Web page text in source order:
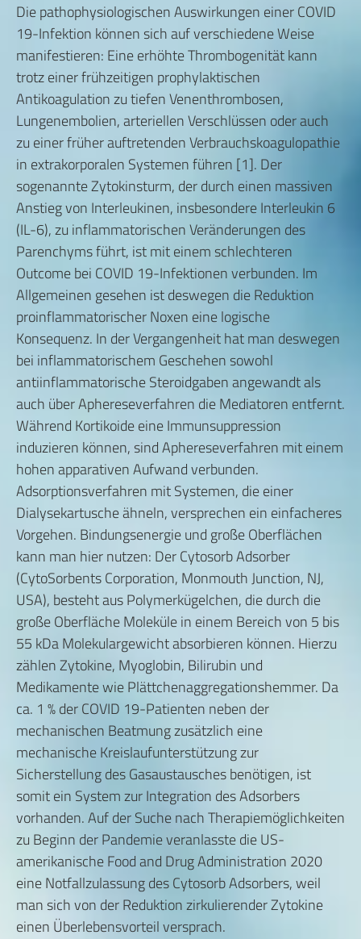
Die pathophysiologischen Auswirkungen einer COVID
19-Infektion können sich auf verschiedene Weise
manifestieren: Eine erhöhte Thrombogenität kann
trotz einer frühzeitigen prophylaktischen
Antikoagulation zu tiefen Venenthrombosen,
Lungenembolien, arteriellen Verschlüssen oder auch
zu einer früher auftretenden Verbrauchskoagulopathie
in extrakorporalen Systemen führen [1]. Der
sogenannte Zytokinsturm, der durch einen massiven
Anstieg von Interleukinen, insbesondere Interleukin 6
(IL-6), zu inflammatorischen Veränderungen des
Parenchyms führt, ist mit einem schlechteren
Outcome bei COVID 19-Infektionen verbunden. Im
Allgemeinen gesehen ist deswegen die Reduktion
proinflammatorischer Noxen eine logische
Konsequenz. In der Vergangenheit hat man deswegen
bei inflammatorischem Geschehen sowohl
antiinflammatorische Steroidgaben angewandt als
auch über Aphereseverfahren die Mediatoren entfernt.
Während Kortikoide eine Immunsuppression
induzieren können, sind Aphereseverfahren mit einem
hohen apparativen Aufwand verbunden.
Adsorptionsverfahren mit Systemen, die einer
Dialysekartusche ähneln, versprechen ein einfacheres
Vorgehen. Bindungsenergie und große Oberflächen
kann man hier nutzen: Der Cytosorb Adsorber
(CytoSorbents Corporation, Monmouth Junction, NJ,
USA), besteht aus Polymerkügelchen, die durch die
große Oberfläche Moleküle in einem Bereich von 5 bis
55 kDa Molekulargewicht absorbieren können. Hierzu
zählen Zytokine, Myoglobin, Bilirubin und
Medikamente wie Plättchenaggregationshemmer. Da
ca. 1 % der COVID 19-Patienten neben der
mechanischen Beatmung zusätzlich eine
mechanische Kreislaufunterstützung zur
Sicherstellung des Gasaustausches benötigen, ist
somit ein System zur Integration des Adsorbers
vorhanden. Auf der Suche nach Therapiemöglichkeiten
zu Beginn der Pandemie veranlasste die US-
amerikanische Food and Drug Administration 2020
eine Notfallzulassung des Cytosorb Adsorbers, weil
man sich von der Reduktion zirkulierender Zytokine
einen Überlebensvorteil versprach.